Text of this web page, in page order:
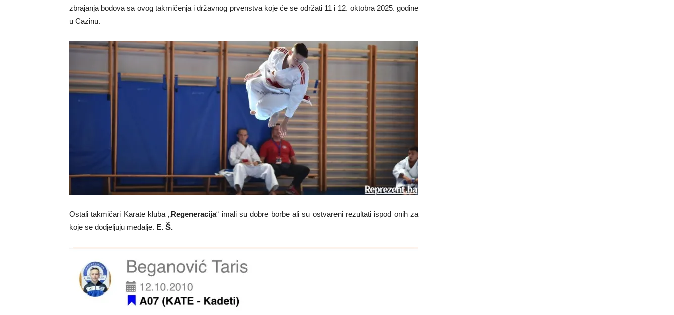
zbrajanja bodova sa ovog takmičenja i državnog prvenstva koje će se održati 11 i 12. oktobra 2025. godine
u Cazinu.
Ostali takmičari Karate kluba „Regeneracija“ imali su dobre borbe ali su ostvareni rezultati ispod onih za
koje se dodjeljuju medalje. E. Š.